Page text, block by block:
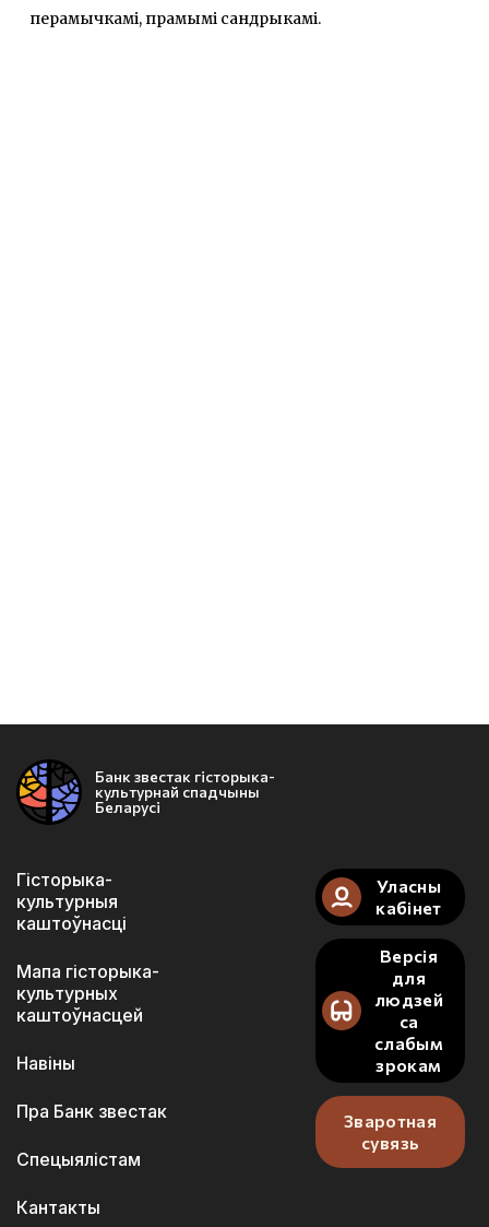
перамычкамі, прамымі сандрыкамі.
Банк звестак гісторыка-
культурнай спадчыны
Беларусі
Гісторыка-
культурныя
каштоўнасці
Мапа гісторыка-
культурных
каштоўнасцей
Навіны
Пра Банк звестак
Спецыялістам
Кантакты
Уласны
кабінет
Версія
для
людзей
са
слабым
зрокам
Зваротная
сувязь